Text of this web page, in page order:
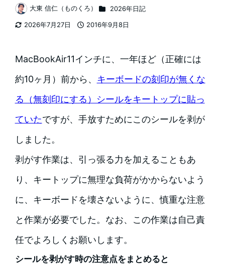
2026年7月27日
2016年9月8日
著
者
大東 信仁（ものくろ） カテゴリー
2026年日記
MacBookAir11インチに、一年ほど（正確には
約10ヶ月）前から、 キーボードの刻印が無くな
る（無刻印にする）シールをキートップに貼っ
ていたですが、手放すためにこのシールを剥が
しました。
剥がす作業は、引っ張る力を加えることもあ
り、キートップに無理な負荷がかからないよう
に、キーボードを壊さないように、慎重な注意
と作業が必要でした。なお、この作業は自己責
任でよろしくお願いします。
シールを剥がす時の注意点をまとめると